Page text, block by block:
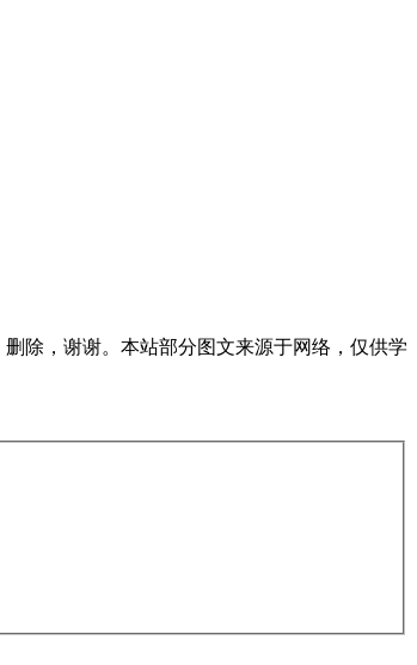
除，谢谢。本站部分图文来源于网络，仅供学